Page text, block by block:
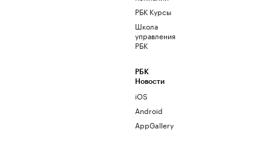
РБК Курсы
Школа
управления
РБК
РБК
Новости
iOS
Android
AppGallery